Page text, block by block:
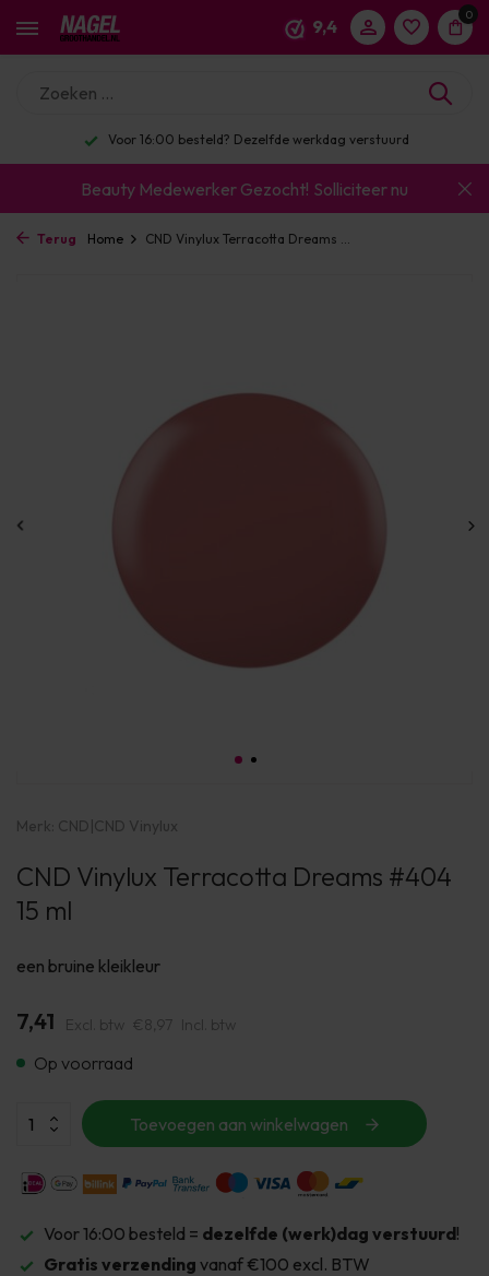
9,4
0
Voor 16:00 besteld? Dezelfde werkdag verstuurd
Beauty Medewerker Gezocht! Solliciteer nu
Terug Home CND Vinylux Terracotta Dreams ...
Merk: CND|CND Vinylux
CND Vinylux Terracotta Dreams #404
15 ml
een bruine kleikleur
7,41 Excl. btw €8,97 Incl. btw
Op voorraad
Toevoegen aan winkelwagen
Voor 16:00 besteld = dezelfde (werk)dag verstuurd!
Gratis verzending vanaf €100 excl. BTW